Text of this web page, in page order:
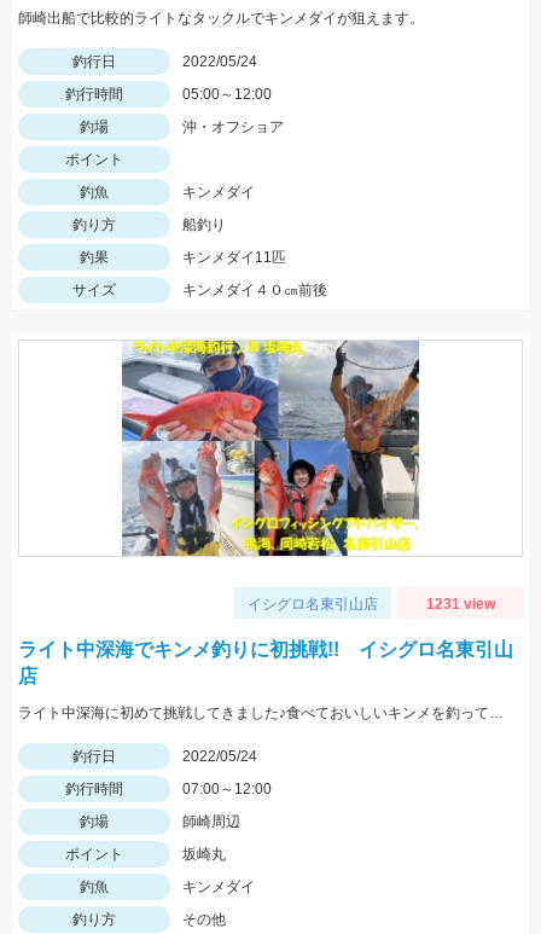
師崎出船で比較的ライトなタックルでキンメダイが狙えます。
釣行日
2022/05/24
釣行時間
05:00～12:00
釣場
沖・オフショア
ポイント
釣魚
キンメダイ
釣り方
船釣り
釣果
キンメダイ11匹
サイズ
キンメダイ４０㎝前後
イシグロ名東引山店 1231 view
ライト中深海でキンメ釣りに初挑戦!! イシグロ名東引山
店
ライト中深海に初めて挑戦してきました♪食べておいしいキンメを釣ってみてはいかがでしょうか？ 水深300～400ｍで仕掛けは5～8本針のライト中深海用胴突き仕掛けに250号のオモリを使用しました
釣行日
2022/05/24
釣行時間
07:00～12:00
釣場
師崎周辺
ポイント
坂崎丸
釣魚
キンメダイ
釣り方
その他